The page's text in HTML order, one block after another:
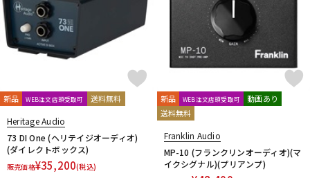
新品 WEB注文店頭受取可 送料無料
Heritage Audio
73 DI One (ヘリテイジオーディオ)
(ダイレクトボックス)
販売価格¥35,200(税込)
新品 WEB注文店頭受取可
動画あり
送料無料
Franklin Audio
MP-10 (フランクリンオーディオ)(マ
イクシグナル)(プリアンプ)